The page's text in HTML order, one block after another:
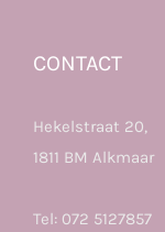
CONTACT
Hekelstraat 20,
1811 BM Alkmaar
Tel: 072 5127857